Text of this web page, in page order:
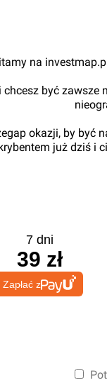
na
chcesz być zawsze
okazji, by być
już dziś i
7 dni
39 zł
Zapłać z